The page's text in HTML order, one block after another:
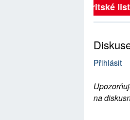
Britské
Přihlásit
na